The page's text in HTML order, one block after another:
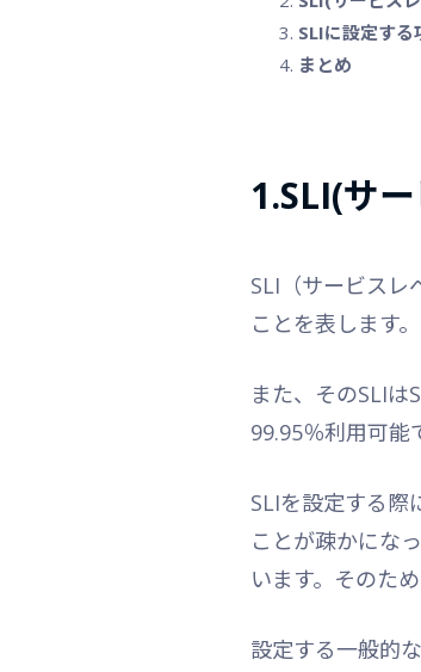
SLIに設定する
まとめ
1.SLI(サ
SLI（サービス
ことを表します。
また、そのSLI
99.95％利用可能
SLIを設定する際
ことが疎かにな
います。そのた
設定する一般的